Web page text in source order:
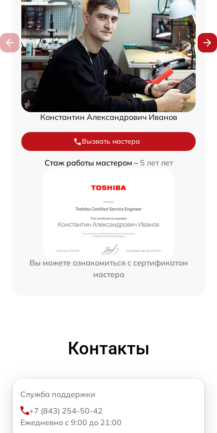
Константин Александрович Иванов
Вызвать мастера
Стаж работы мастером – 5 лет лет
Вы можете ознакомиться с сертификатом
мастера
Контакты
Служба поддержки
+7 (843) 254-50-42
Ежедневно с 9:00 до 21:00